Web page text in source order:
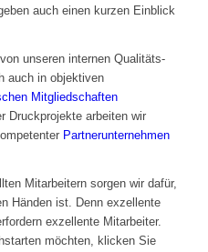
auch einen kurzen Einblick
unseren internen Qualitäts-
auch in objektiven
Mitgliedschaften
Druckprojekte arbeiten wir
Partnerunternehmen
Mitarbeitern sorgen wir dafür,
Händen ist. Denn exzellente
exzellente Mitarbeiter.
möchten, klicken Sie